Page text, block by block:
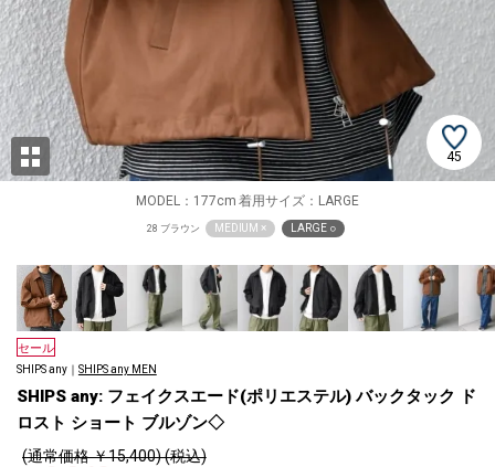
45
MODEL：177cm 着用サイズ：LARGE
28 ブラウン MEDIUM × LARGE ○
セール
SHIPS any｜ SHIPS any MEN
SHIPS any: フェイクスエード(ポリエステル) バックタック ド
ロスト ショート ブルゾン◇
(通常価格 ￥15,400) (税込)